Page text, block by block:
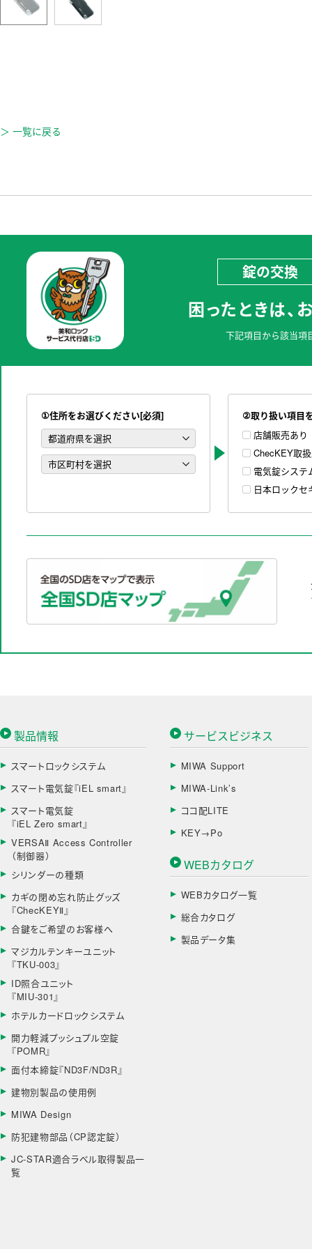
＞ 一覧に戻る
錠の交換
困ったときは、
下記項目から該当項
①住所をお選びください[必須]
②取り扱い項目
店舗販売あり
ChecKEY取
電気錠システ
日本ロックセ
製品情報
スマートロックシステム
スマート電気錠『iEL smart』
スマート電気錠
『iEL Zero smart』
VERSAⅡ Access Controller
（制御器）
シリンダーの種類
カギの閉め忘れ防止グッズ
『ChecKEYⅡ』
合鍵をご希望のお客様へ
マジカルテンキーユニット
『TKU-003』
ID照合ユニット
『MIU-301』
ホテルカードロックシステム
開力軽減プッシュプル空錠
『POMR』
面付本締錠『ND3F/ND3R』
建物別製品の使用例
MIWA Design
防犯建物部品（CP認定錠）
JC-STAR適合ラベル取得製品一
覧
サービスビジネス
MIWA Support
MIWA-Link’s
ココ配LITE
KEY→Po
WEBカタログ
WEBカタログ一覧
総合カタログ
製品データ集